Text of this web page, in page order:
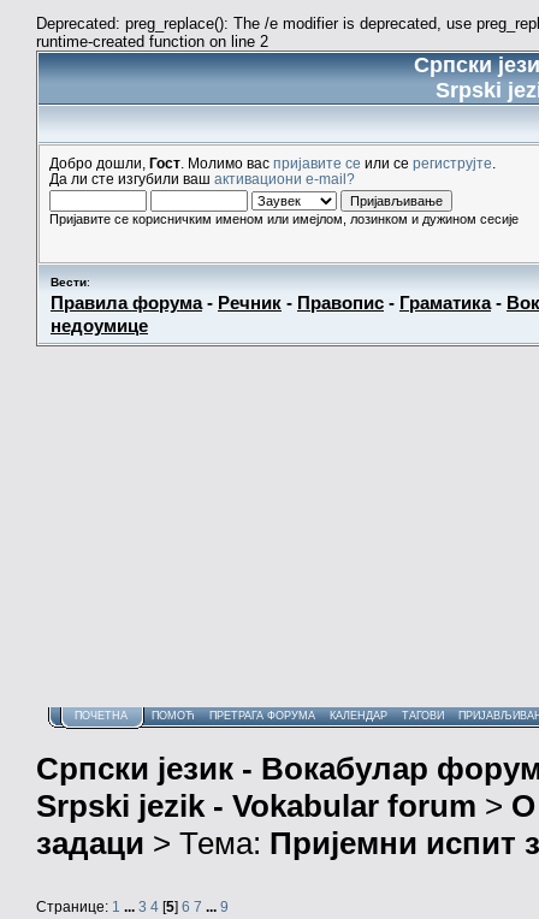
Deprecated: preg_replace(): The /e modifier is deprecated, use
runtime-created function on line 2
Српски
Srpski
Добро дошли, Гост . Молимо вас пријавите се или се региструјте
Да ли сте изгубили ваш активациони e-mail?
Пријавите се корисничким именом или имејлом, лозинком и дужином сесије
Вести:
Правила форума- Речник - Правопис - Граматика-
недоумице
ПОЧЕТНА ПОМОЋ ПРЕТРАГА ФОРУМА КАЛЕНДАР ТАГОВИ
Српски језик - Вокабулар
Srpski jezik - Vokabular forum > О
задаци > Тема: Пријемни испит
Странице: 1 ... 3 4 [5] 6 7 ... 9